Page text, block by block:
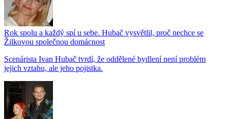
Rok spolu a každý spí u sebe. Hubač vysvětlil, proč nechce se
Žilkovou společnou domácnost
Scenárista Ivan Hubač tvrdí, že oddělené bydlení není problém
jejich vztahu, ale jeho pojistka.